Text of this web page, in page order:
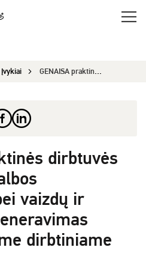
Įvykiai GENAISA praktinės dirbtuvės „Natūralios kalbos a...
dirbtuvės
vaizdų ir
dirbtiniame